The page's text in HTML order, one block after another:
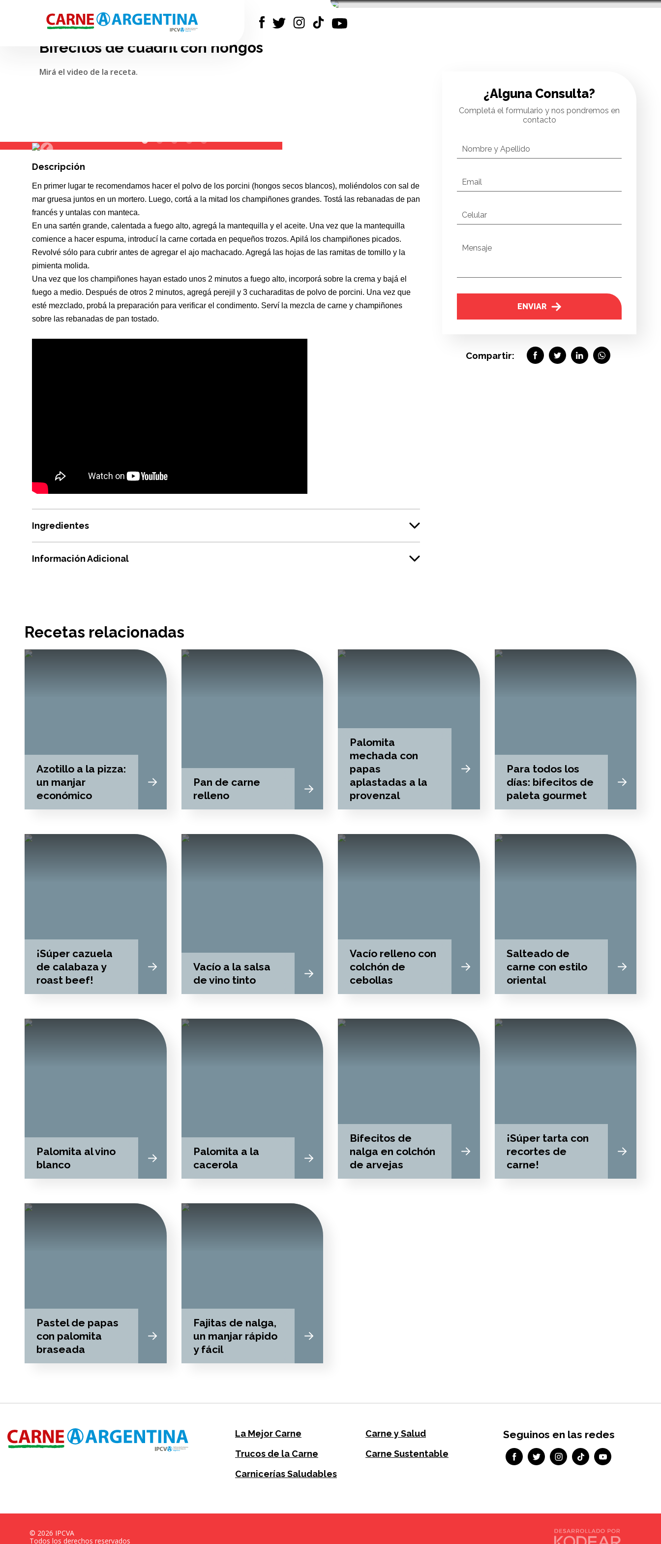
Bifecitos de cuadril con hongos
Mirá el video de la receta.
Descripción
En primer lugar te recomendamos hacer el polvo de los porcini (hongos secos blancos), moliéndolos con sal de
mar gruesa juntos en un mortero. Luego, cortá a la mitad los champiñones grandes. Tostá las rebanadas de pan
francés y untalas con manteca.
En una sartén grande, calentada a fuego alto, agregá la mantequilla y el aceite. Una vez que la mantequilla
comience a hacer espuma, introducí la carne cortada en pequeños trozos. Apilá los champiñones picados.
Revolvé sólo para cubrir antes de agregar el ajo machacado. Agregá las hojas de las ramitas de tomillo y la
pimienta molida.
Una vez que los champiñones hayan estado unos 2 minutos a fuego alto, incorporá sobre la crema y bajá el
fuego a medio. Después de otros 2 minutos, agregá perejil y 3 cucharaditas de polvo de porcini. Una vez que
esté mezclado, probá la preparación para verificar el condimento. Serví la mezcla de carne y champiñones
sobre las rebanadas de pan tostado.
Ingredientes
Información Adicional
¿Alguna Consulta?
Completá el formulario y nos pondremos en
contacto
Nombre y Apellido
Email
Celular
Mensaje
ENVIAR
Compartir:
Recetas relacionadas
Azotillo a la pizza:
un manjar
económico
Pan de carne
relleno
Palomita
mechada con
papas
aplastadas a la
provenzal
Para todos los
días: bifecitos de
paleta gourmet
¡Súper cazuela
de calabaza y
roast beef!
Vacío a la salsa
de vino tinto
Vacío relleno con
colchón de
cebollas
Salteado de
carne con estilo
oriental
Palomita al vino
blanco
Palomita a la
cacerola
Bifecitos de
nalga en colchón
de arvejas
¡Súper tarta con
recortes de
carne!
Pastel de papas
con palomita
braseada
Fajitas de nalga,
un manjar rápido
y fácil
La Mejor Carne
Trucos de la Carne
Carnicerías Saludables
Carne y Salud
Carne Sustentable
Seguinos en las redes
© 2026 IPCVA
Todos los derechos reservados